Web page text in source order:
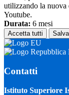
utilizzando la nuova
Youtube.
Durata: 6 mesi
Accetta tutti
Contatti
Istituto Superiore